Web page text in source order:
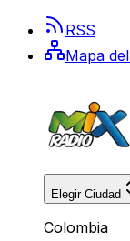
RSS
Mapa
Elegir Ciudad
Colombia